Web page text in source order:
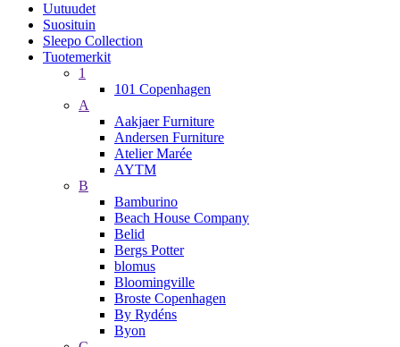
Uutuudet
Suosituin
Sleepo Collection
Tuotemerkit
1
101 Copenhagen
A
Aakjaer Furniture
Andersen Furniture
Atelier Marée
AYTM
B
Bamburino
Beach House Company
Belid
Bergs Potter
blomus
Bloomingville
Broste Copenhagen
By Rydéns
Byon